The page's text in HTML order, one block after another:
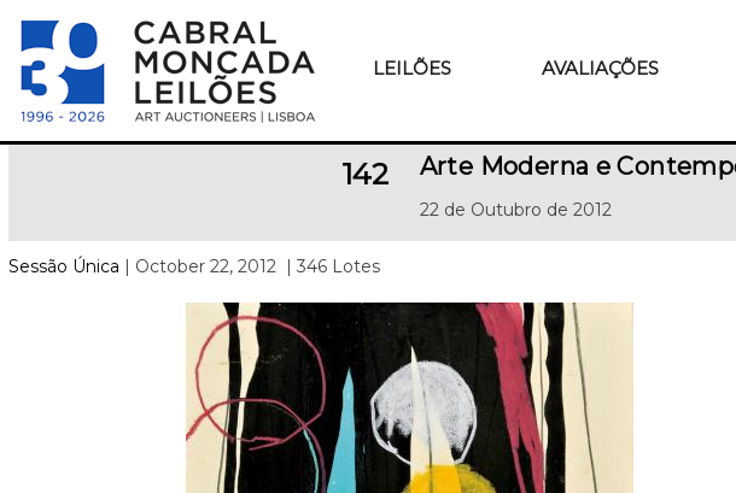
LEILÕES AVALIAÇÕES
142 Arte Moderna e
22 de Outubro de 2012
Sessão Única | October 22, 2012 | 346 Lotes